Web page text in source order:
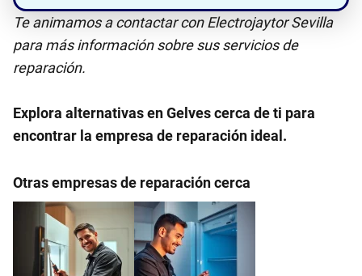
Te animamos a contactar con Electrojaytor Sevilla
para más información sobre sus servicios de
reparación.
Explora alternativas en Gelves cerca de ti para
encontrar la empresa de reparación ideal.
Otras empresas de reparación cerca